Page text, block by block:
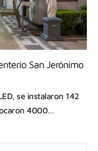
San Jerónimo
se instalaron 142
4000…